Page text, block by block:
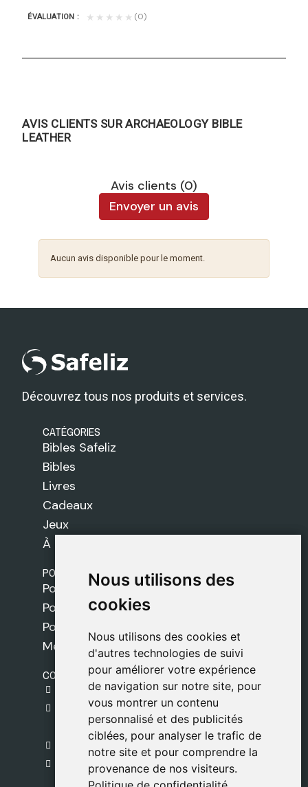
Nous utilisons des
cookies
Nous utilisons des cookies et
d'autres technologies de suivi
pour améliorer votre expérience
de navigation sur notre site, pour
vous montrer un contenu
personnalisé et des publicités
ciblées, pour analyser le trafic de
notre site et pour comprendre la
provenance de nos visiteurs.
Nous utilisons des
cookies
Nous utilisons des cookies et
d'autres technologies de suivi
pour améliorer votre expérience
de navigation sur notre site, pour
vous montrer un contenu
personnalisé et des publicités
ciblées, pour analyser le trafic de
notre site et pour comprendre la
provenance de nos visiteurs.
ÉVALUATION ★★★★★ (0)
AVIS CLIENTS SUR ARCHAEOLOGY BIBLE
LEATHER
Avis clients (0)
Envoyer un avis
Aucun avis disponible pour le moment.
Découvrez tous nos produits et services.
CATÉGORIES
Bibles Safeliz
Bibles
Livres
Cadeaux
Jeux
À propos de nous
POLITIQUES
Politique de livraison
Politique de cookies
Politique de confidentialité
Mentions légales
CONTACT
gestion@safeliz.com
C. del Pradillo, 6, 28770 Colmenar Viejo,
Madrid
+34 918 459 877
09:00 - 13:00